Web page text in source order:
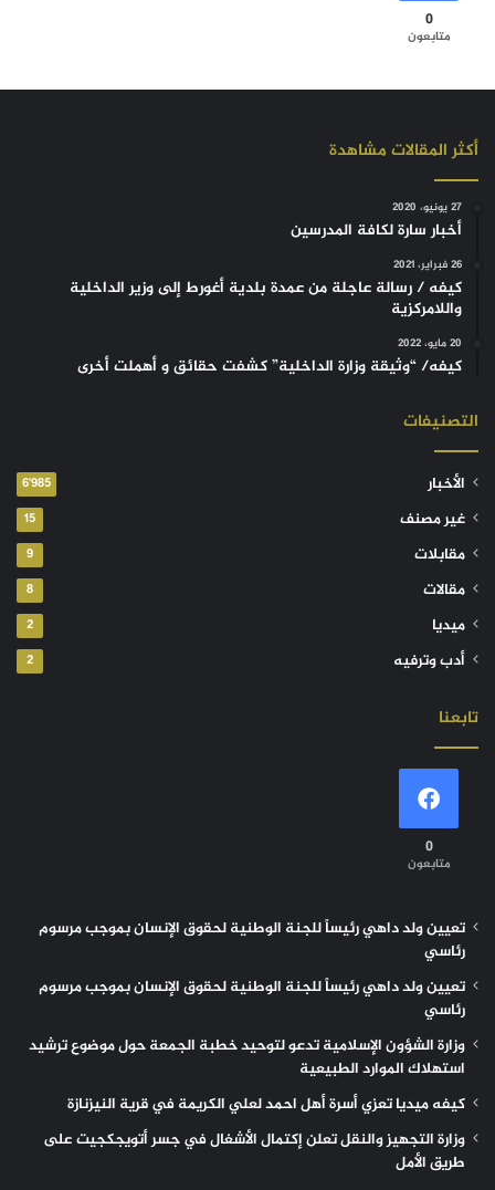
0
متابعون
أكثر المقالات مشاهدة
27 يونيو، 2020
أخبار سارة لكافة المدرسين
26 فبراير، 2021
كيفه / رسالة عاجلة من عمدة بلدية أغورط إلى وزير الداخلية
واللامركزية
20 مايو، 2022
كيفه/ “وثيقة وزارة الداخلية” كشفت حقائق و أهملت أخرى
التصنيفات
الأخبار 6٬985
غير مصنف 15
مقابلات 9
مقالات 8
ميديا 2
أدب وترفيه 2
تابعنا
0
متابعون
تعيين ولد داهي رئيساً للجنة الوطنية لحقوق الإنسان بموجب مرسوم
رئاسي
تعيين ولد داهي رئيساً للجنة الوطنية لحقوق الإنسان بموجب مرسوم
رئاسي
وزارة الشؤون الإسلامية تدعو لتوحيد خطبة الجمعة حول موضوع ترشيد
استهلاك الموارد الطبيعية
كيفه ميديا تعزي أسرة أهل احمد لعلي الكريمة في قرية النيزنازة
وزارة التجهيز والنقل تعلن إكتمال الأشغال في جسر أتويجكجيت على
طريق الأمل